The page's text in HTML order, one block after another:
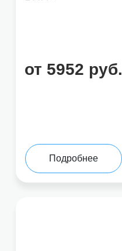
от 5952 руб.
Подробнее